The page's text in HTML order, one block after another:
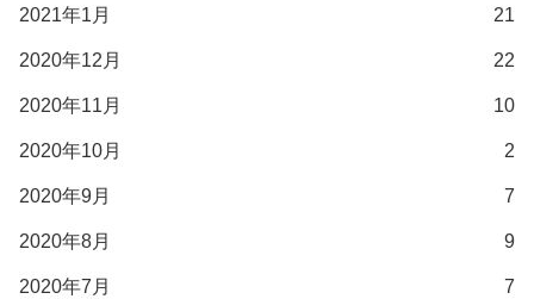
2021年1月 21
2020年12月 22
2020年11月 10
2020年10月 2
2020年9月 7
2020年8月 9
2020年7月 7